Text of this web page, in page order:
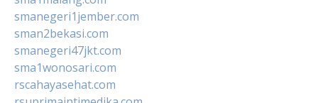
smanegeri1jember.com
sman2bekasi.com
smanegeri47jkt.com
sma1wonosari.com
rscahayasehat.com